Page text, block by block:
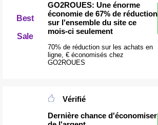
Best
Sale
GO2ROUES: Une énorme
économie de 67% de réduction
sur l'ensemble du site ce
mois-ci seulement
70% de réduction sur les achats en
ligne, € économisés chez
GO2ROUES
Vérifié
Dernière chance d'économiser